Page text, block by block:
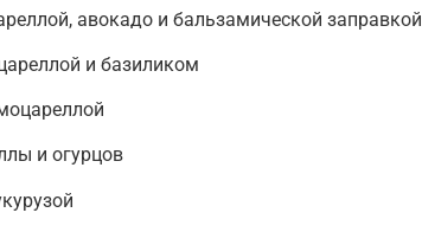
авокадо и бальзамической заправкой
и базиликом
и огурцов